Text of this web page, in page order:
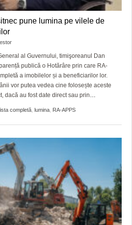
pune lumina pe vilele de
al Guvernului, timişoreanul Dan
publică o Hotărâre prin care RA-
a imobilelor și a beneficiarilor lor.
vor putea vedea cine folosește aceste
dacă au fost date direct sau prin…
lista completă lumina RA-APPS